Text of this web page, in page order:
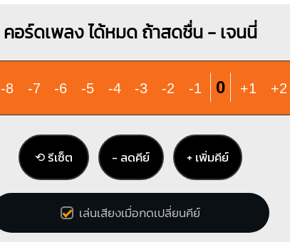
คอร์ดเพลง ได้หมด ถ้าสดชื่น - เจนนี่
-8 -7 -6 -5 -4 -3 -2 -1 0 +1 +2
⟲ รีเซ็ต − ลดคีย์ + เพิ่มคีย์
เล่นเสียงเมื่อกดเปลี่ยนคีย์